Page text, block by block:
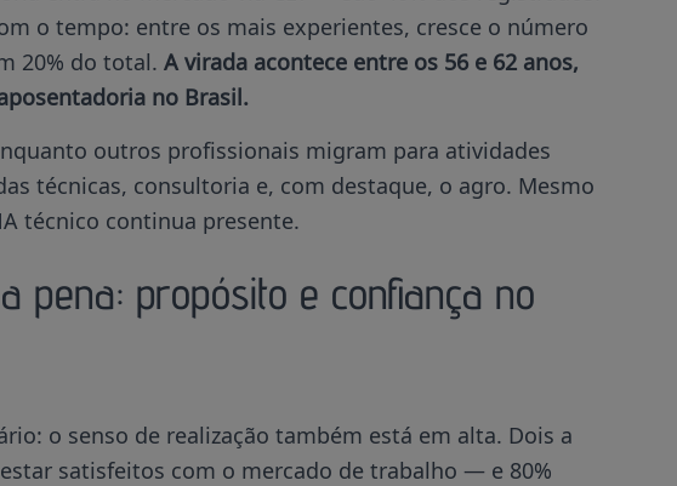
o tempo: entre os mais experientes, cresce o número
20% do total. A virada acontece entre os 56 e 62 anos,
no Brasil.
outros profissionais migram para atividades
técnicas, consultoria e, com destaque, o agro. Mesmo
técnico continua presente.
pena: propósito e confiança no
o senso de realização também está em alta. Dois a
satisfeitos com o mercado de trabalho — e 80%